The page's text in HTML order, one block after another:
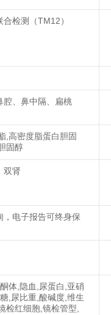
检测（TM12）
腔、鼻中隔、扁桃
,高密度脂蛋白胆固
固醇
双肾
，电子报告可终身保
体,隐血,尿蛋白,亚硝
,尿比重,酸碱度,维生
检红细胞,镜检管型,